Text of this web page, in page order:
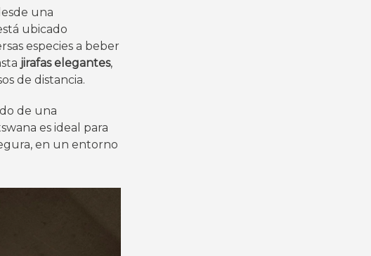
una
ubicado
especies a beber
jirafas elegantes,
de distancia.
de una
es ideal para
en un entorno